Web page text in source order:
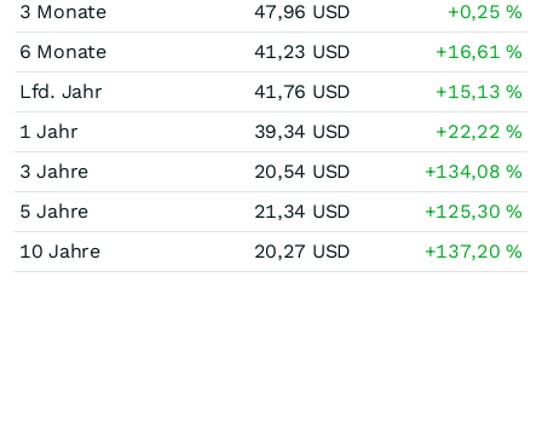
3 Monate 47,96 USD +0,25%
6 Monate
41,23 USD +16,61%
Lfd. Jahr
41,76 USD +15,13%
1 Jahr
39,34 USD +22,22%
3 Jahre
20,54 USD +134,08%
5 Jahre
21,34 USD +125,30%
10 Jahre
20,27 USD +137,20%